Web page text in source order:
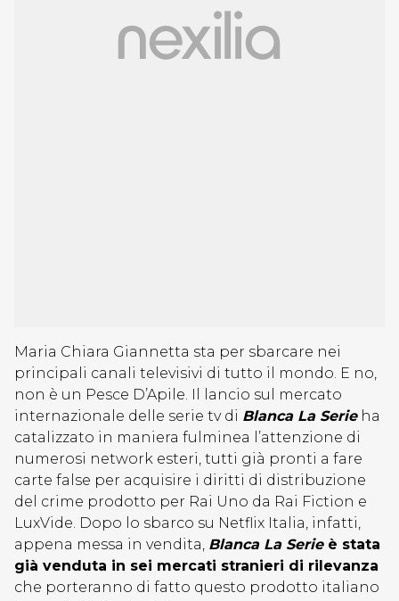
Maria Chiara Giannetta sta per sbarcare nei
principali canali televisivi di tutto il mondo. E no,
non è un Pesce D’Apile. Il lancio sul mercato
internazionale delle serie tv di Blanca La Serieha
catalizzato in maniera fulminea l’attenzione di
numerosi network esteri, tutti già pronti a fare
carte false per acquisire i diritti di distribuzione
del crime prodotto per Rai Uno da Rai Fiction e
LuxVide. Dopo lo sbarco su Netflix Italia, infatti,
appena messa in vendita, Blanca La Serieè stata
già venduta in sei mercati stranieri di rilevanza
che porteranno di fatto questo prodotto italiano